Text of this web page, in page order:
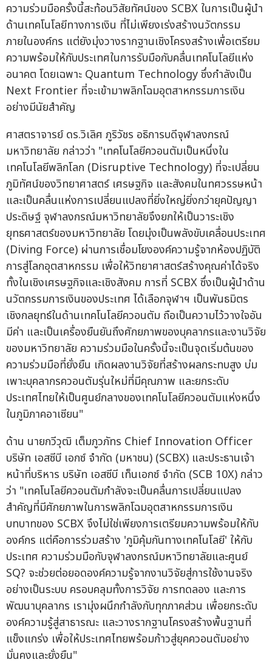
ความร่วมมือครั้งนี้สะท้อนวิสัยทัศน์ของ SCBX ในการเป็นผู้นำ
ด้านเทคโนโลยีทางการเงิน ที่ไม่เพียงเร่งสร้างนวัตกรรม
ภายในองค์กร แต่ยังมุ่งวางรากฐานเชิงโครงสร้างเพื่อเตรียม
ความพร้อมให้กับประเทศในการรับมือกับคลื่นเทคโนโลยีแห่ง
อนาคต โดยเฉพาะ Quantum Technology ซึ่งกำลังเป็น
Next Frontier ที่จะเข้ามาพลิกโฉมอุตสาหกรรมการเงิน
อย่างมีนัยสำคัญ
ศาสตราจารย์ ดร.วิเลิศ ภูริวัชร อธิการบดีจุฬาลงกรณ์
มหาวิทยาลัย กล่าวว่า "เทคโนโลยีควอนตัมเป็นหนึ่งใน
เทคโนโลยีพลิกโลก (Disruptive Technology) ที่จะเปลี่ยน
ภูมิทัศน์ของวิทยาศาสตร์ เศรษฐกิจ และสังคมในทศวรรษหน้า
และเป็นคลื่นแห่งการเปลี่ยนแปลงที่ยิ่งใหญ่ยิ่งกว่ายุคปัญญา
ประดิษฐ์ จุฬาลงกรณ์มหาวิทยาลัยจึงยกให้เป็นวาระเชิง
ยุทธศาสตร์ของมหาวิทยาลัย โดยมุ่งเป็นพลังขับเคลื่อนประเทศ
(Diving Force) ผ่านการเชื่อมโยงองค์ความรู้จากห้องปฏิบัติ
การสู่โลกอุตสาหกรรม เพื่อให้วิทยาศาสตร์สร้างคุณค่าได้จริง
ทั้งในเชิงเศรษฐกิจและเชิงสังคม การที่ SCBX ซึ่งเป็นผู้นำด้าน
นวัตกรรมการเงินของประเทศ ได้เลือกจุฬาฯ เป็นพันธมิตร
เชิงกลยุทธ์ในด้านเทคโนโลยีควอนตัม ถือเป็นความไว้วางใจอัน
มีค่า และเป็นเครื่องยืนยันถึงศักยภาพของบุคลากรและงานวิจัย
ของมหาวิทยาลัย ความร่วมมือในครั้งนี้จะเป็นจุดเริ่มต้นของ
ความร่วมมือที่ยั่งยืน เกิดผลงานวิจัยที่สร้างผลกระทบสูง บ่ม
เพาะบุคลากรควอนตัมรุ่นใหม่ที่มีคุณภาพ และยกระดับ
ประเทศไทยให้เป็นศูนย์กลางของเทคโนโลยีควอนตัมแห่งหนึ่ง
ในภูมิภาคอาเซียน"
ด้าน นายกวีวุฒิ เต็มภูวภัทร Chief Innovation Officer
บริษัท เอสซีบี เอกซ์ จำกัด (มหาชน) (SCBX) และประธานเจ้า
หน้าที่บริหาร บริษัท เอสซีบี เท็นเอกซ์ จำกัด (SCB 10X) กล่าว
ว่า "เทคโนโลยีควอนตัมกำลังจะเป็นคลื่นการเปลี่ยนแปลง
สำคัญที่มีศักยภาพในการพลิกโฉมอุตสาหกรรมการเงิน
บทบาทของ SCBX จึงไม่ใช่เพียงการเตรียมความพร้อมให้กับ
องค์กร แต่คือการร่วมสร้าง 'ภูมิคุ้มกันทางเทคโนโลยี' ให้กับ
ประเทศ ความร่วมมือกับจุฬาลงกรณ์มหาวิทยาลัยและศูนย์
SQ? จะช่วยต่อยอดองค์ความรู้จากงานวิจัยสู่การใช้งานจริง
อย่างเป็นระบบ ครอบคลุมทั้งการวิจัย การทดลอง และการ
พัฒนาบุคลากร เรามุ่งผนึกกำลังกับทุกภาคส่วน เพื่อยกระดับ
องค์ความรู้สู่สาธารณะ และวางรากฐานโครงสร้างพื้นฐานที่
แข็งแกร่ง เพื่อให้ประเทศไทยพร้อมก้าวสู่ยุคควอนตัมอย่าง
มั่นคงและยั่งยืน"